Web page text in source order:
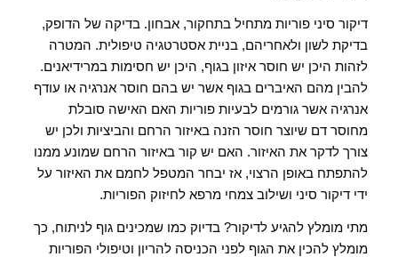
דיקור סיני פוריות מתחיל בתחקור, אבחון. בדיקה של הדופק,
בדיקת לשון ולאחריהם, בניית אסטרטגיה טיפולית. המטרה
לזהות היכן יש חוסר איזון בגוף, היכן יש חסימות במרידיאנים.
להבין מהם האיברים בגוף אשר יש בהם חוסר אנרגיה או עודף
אנרגיה אשר גורמים לבעיות פוריות האם האישה סובלת
מחוסר דם שיוצר חוסר הזנה באיזור הרחם והביציות ולכן יש
צורך לדקר את האיזור. האם יש קור באיזור הרחם שמונע ממנו
להתפתח באופן הרצוי, אז יבחר המטפל לחמם את האיזור על
ידי דיקור סיני ושילוב צמחי מרפא לחיזוק הפוריות.
מתי מומלץ להגיע לדיקור? בדיוק כמו שמכינים גוף לניתוח, כך
מומלץ להכין את הגוף לפני הכניסה להריון וטיפולי הפוריות